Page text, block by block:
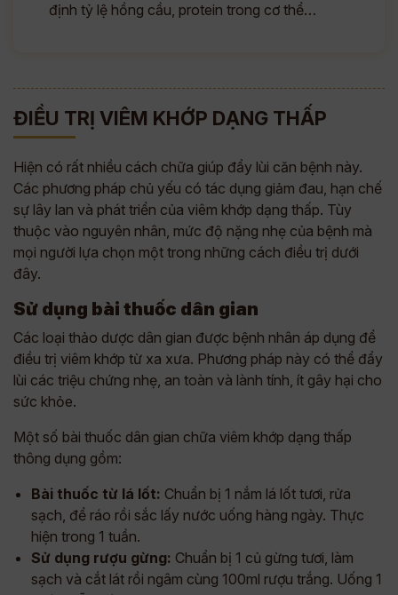
định tỷ lệ hồng cầu, protein trong cơ thể…
ĐIỀU TRỊ VIÊM KHỚP DẠNG THẤP
Hiện có rất nhiều cách chữa giúp đẩy lùi căn bệnh này.
Các phương pháp chủ yếu có tác dụng giảm đau, hạn chế
sự lây lan và phát triển của viêm khớp dạng thấp. Tùy
thuộc vào nguyên nhân, mức độ nặng nhẹ của bệnh mà
mọi người lựa chọn một trong những cách điều trị dưới
đây.
Sử dụng bài thuốc dân gian
Các loại thảo dược dân gian được bệnh nhân áp dụng để
điều trị viêm khớp từ xa xưa. Phương pháp này có thể đẩy
lùi các triệu chứng nhẹ, an toàn và lành tính, ít gây hại cho
sức khỏe.
Một số bài thuốc dân gian chữa viêm khớp dạng thấp
thông dụng gồm:
Bài thuốc từ lá lốt: Chuẩn bị 1 nắm lá lốt tươi, rửa
sạch, để ráo rồi sắc lấy nước uống hàng ngày. Thực
hiện trong 1 tuần.
Sử dụng rượu gừng: Chuẩn bị 1 củ gừng tươi, làm
sạch và cắt lát rồi ngâm cùng 100ml rượu trắng. Uống 1